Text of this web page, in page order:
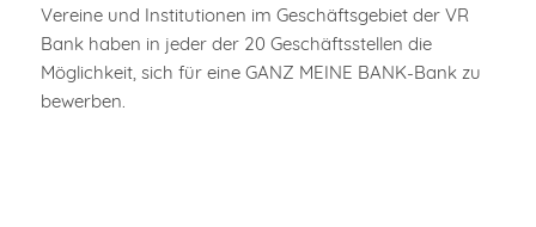
Vereine und Institutionen im Geschäftsgebiet der VR
Bank haben in jeder der 20 Geschäftsstellen die
Möglichkeit, sich für eine GANZ MEINE BANK-Bank zu
bewerben.